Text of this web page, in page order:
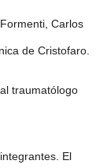
Carlos
de Cristofaro.
traumatólogo
El